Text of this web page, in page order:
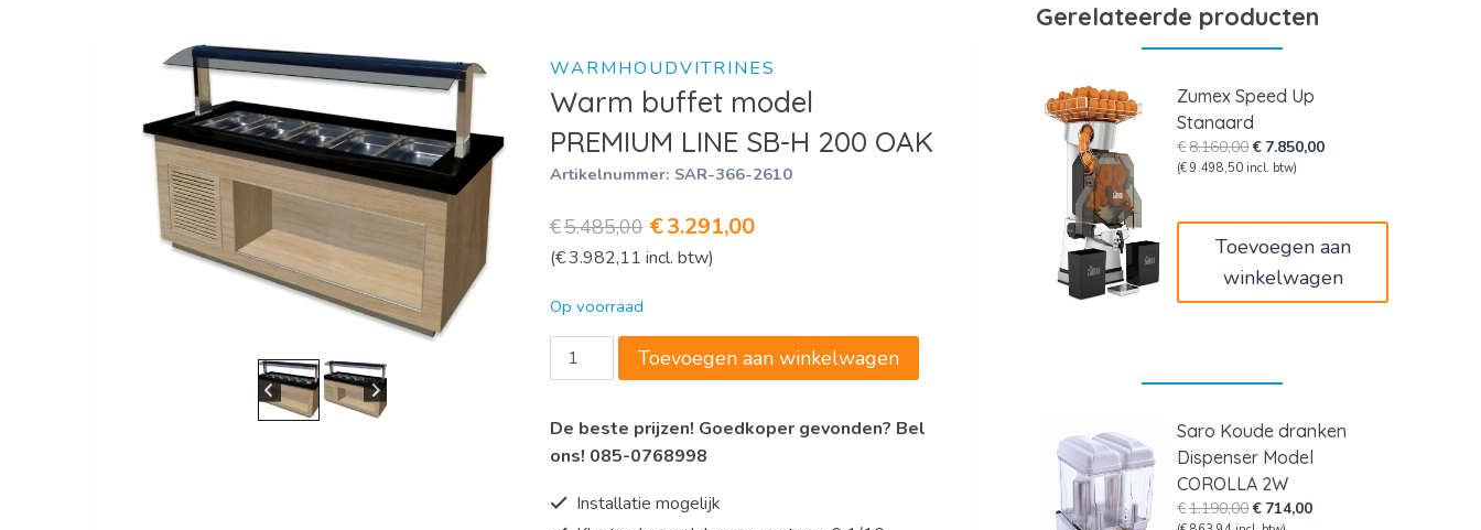
WARMHOUDVITRINES
Warm buffet model
PREMIUM LINE SB-H 200 OAK
Artikelnummer: SAR-366-2610
€5.485,00 Oorspronkelijke
prijs
€5.485,00.
€3.291,00Huidige
€3.291,00.
(€3.982,11 incl. btw)
Op voorraad
Warm
buffet
PREMIUM
LINE
H
Toevoegen aan winkelwagen
De beste prijzen! Goedkoper gevonden? Bel
ons! 085-0768998
Installatie mogelijk
Gerelateerde producten
Zumex Speed Up
Stanaard
€8.160,00Oorspronkelijke
prijs
€ 7.850,00Huidige
(€ 9.498,50 incl. btw)
Toevoegen aan
winkelwagen
Saro Koude dranken
Dispenser Model
COROLLA 2W
€1.190,00Oorspronkelijke
€ 714,00Huidige